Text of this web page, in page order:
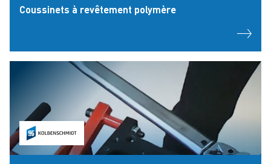
Coussinets à revêtement polymère